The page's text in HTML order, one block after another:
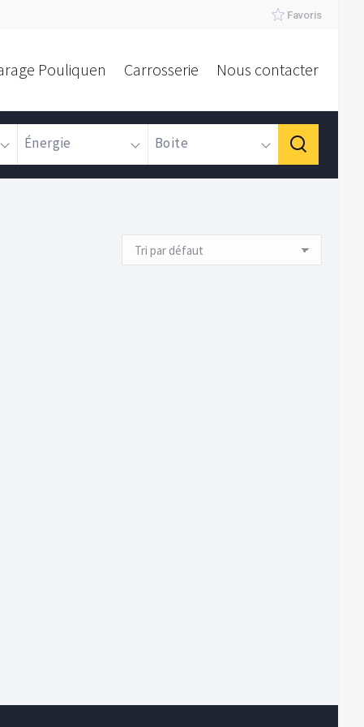
Favoris
Pouliquen Carrosserie Nous contacter
Énergie Boite